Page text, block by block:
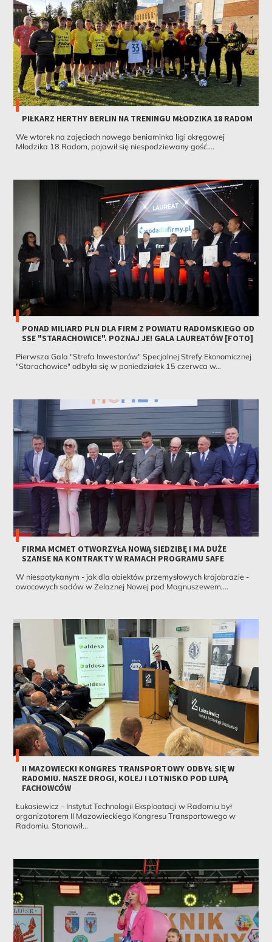
PIŁKARZ HERTHY BERLIN NA TRENINGU MŁODZIKA 18 RADOM
We wtorek na zajęciach nowego beniaminka ligi okręgowej
Młodzika 18 Radom, pojawił się niespodziewany gość....
PONAD MILIARD PLN DLA FIRM Z POWIATU RADOMSKIEGO OD
SSE "STARACHOWICE". POZNAJ JE! GALA LAUREATÓW [FOTO]
Pierwsza Gala "Strefa Inwestorów" Specjalnej Strefy Ekonomicznej
"Starachowice" odbyła się w poniedziałek 15 czerwca w...
FIRMA MCMET OTWORZYŁA NOWĄ SIEDZIBĘ I MA DUŻE
SZANSE NA KONTRAKTY W RAMACH PROGRAMU SAFE
W niespotykanym - jak dla obiektów przemysłowych krajobrazie -
owocowych sadów w Żelaznej Nowej pod Magnuszewem,...
II MAZOWIECKI KONGRES TRANSPORTOWY ODBYŁ SIĘ W
RADOMIU. NASZE DROGI, KOLEJ I LOTNISKO POD LUPĄ
FACHOWCÓW
Łukasiewicz – Instytut Technologii Eksploatacji w Radomiu był
organizatorem II Mazowieckiego Kongresu Transportowego w
Radomiu. Stanowił...